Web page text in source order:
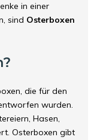
in einer
sind Osterboxen
die für den
wurden.
Hasen,
Osterboxen gibt